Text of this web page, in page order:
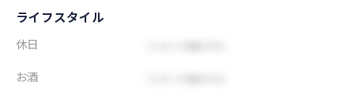
ライフスタイル
休日
お酒